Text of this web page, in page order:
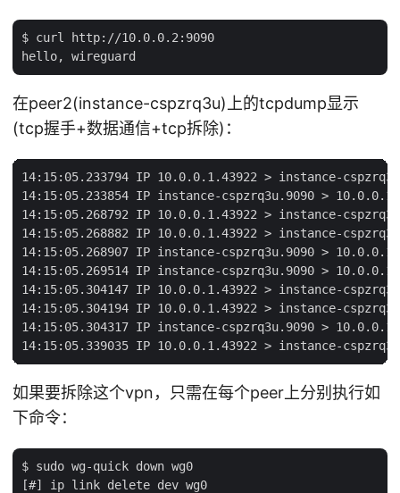
$ curl http://10.0.0.2:9090
在peer2(instance-cspzrq3u)上的tcpdump显示
(tcp握手+数据通信+tcp拆除)：
14:15:05.233794 IP 10.0.0.1.43922 > instance-
14:15:05.233854 IP instance-cspzrq3u.9090 >
14:15:05.268792 IP 10.0.0.1.43922 > instance-
14:15:05.268882 IP 10.0.0.1.43922 > instance-
14:15:05.268907 IP instance-cspzrq3u.9090 >
14:15:05.269514 IP instance-cspzrq3u.9090 >
14:15:05.304147 IP 10.0.0.1.43922 > instance-
14:15:05.304194 IP 10.0.0.1.43922 > instance-
14:15:05.304317 IP instance-cspzrq3u.9090 >
如果要拆除这个vpn，只需在每个peer上分别执行如
下命令：
$ sudo wg-quick down wg0